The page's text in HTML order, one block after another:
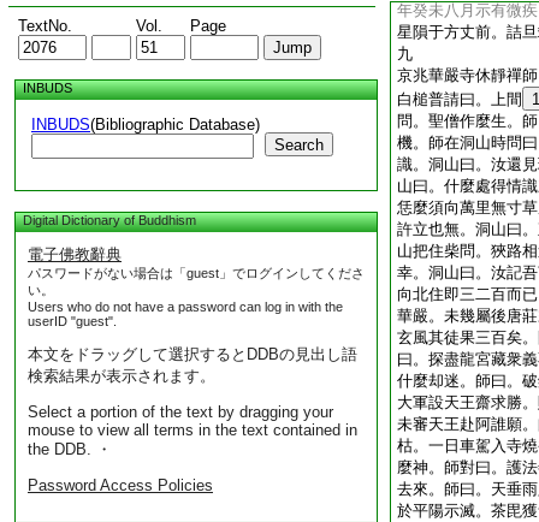
TextNo. Vol. Page
INBUDS
INBUDS(Bibliographic Database)
Search
Digital Dictionary of Buddhism
電子佛教辭典
パスワードがない場合は「guest」でログインしてくださ
い。
Users who do not have a password can log in with the
userID "guest".
本文をドラッグして選択するとDDBの見出し語
検索結果が表示されます。
Select a portion of the text by dragging your
mouse to view all terms in the text contained in
the DDB. ・
Password Access Policies
年癸未八月示有微
星隕于方丈前。詰
九
京兆華嚴寺休靜禪
白槌普請曰。上間
1
問。聖僧作麼生。
機。師在洞山時問
識。洞山曰。汝還
山曰。什麼處得情
恁麼須向萬里無寸
許立也無。洞山曰
山把住柴問。狹路
幸。洞山曰。汝記
向北住即三二百而
華嚴。未幾屬後唐
玄風其徒果三百矣
曰。探盡龍宮藏衆
什麼却迷。師曰。
大軍設天王齋求勝
未審天王赴阿誰願
枯。一日車駕入寺
麼神。師對曰。護
去來。師曰。天垂
於平陽示滅。茶毘